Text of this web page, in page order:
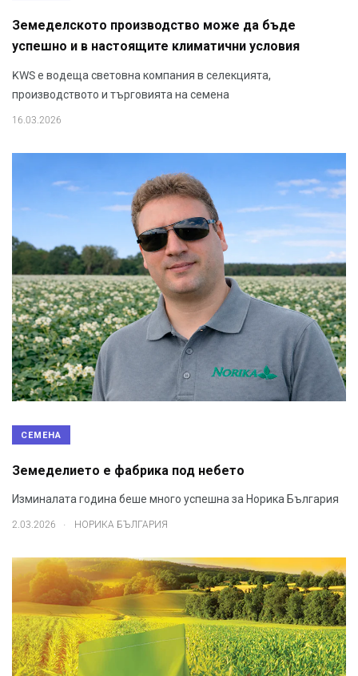
Земеделското производство може да бъде
успешно и в настоящите климатични условия
KWS е водеща световна компания в селекцията,
производството и търговията на семена
16.03.2026
СЕМЕНА
Земеделието е фабрика под небето
Изминалата година беше много успешна за Норика България
2.03.2026 . НОРИКА БЪЛГАРИЯ